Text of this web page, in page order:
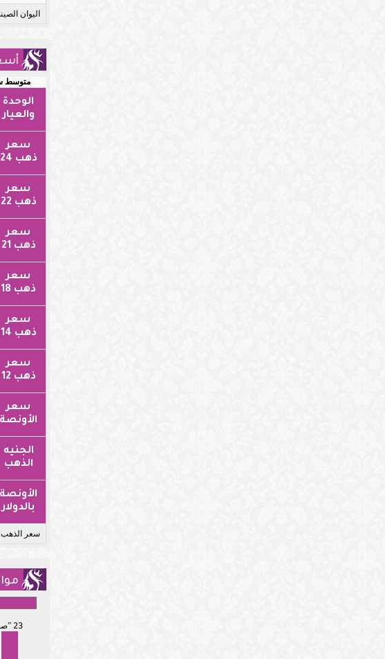
اليوان
متوسط
الوحدة
والعيار
سعر
ذهب 24
سعر
ذهب 22
سعر
ذهب 21
سعر
ذهب 18
سعر
ذهب 14
سعر
ذهب 12
سعر
الأونصة
الجنيه
الذهب
الأونصة
بالدولار
سعر الذهب
23